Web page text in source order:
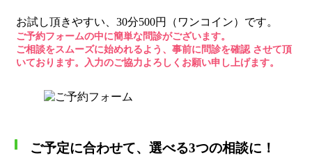
お試し頂きやすい、30分500円（ワンコイン）です。
ご予約フォームの中に簡単な問診がございます。
ご相談をスムーズに始めれるよう、事前に問診を確認 させて頂
いております。入力のご協力よろしくお願い申し上げます。
ご予定に合わせて、選べる3つの相談に！